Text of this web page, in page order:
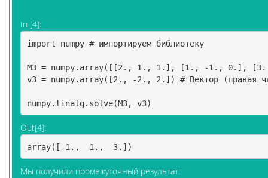
In [4]:
import numpy # импортируем библиотеку
M3 = numpy. array([[2. , 1. , 1. ], [1. , -1. , 0. ], [3.
v3 = numpy. array([2. , -2. , 2. ]) # Вектор (правая
numpy. linalg. solve(M3, v3)
Out[4]:
array([-1.,  1.,  3.])
Мы получили промежуточный результат: